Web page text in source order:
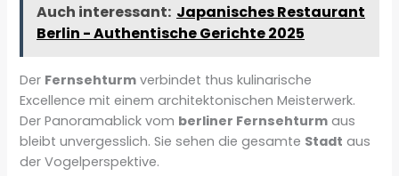
Auch interessant: Japanisches Restaurant
Berlin - Authentische Gerichte 2025
Der Fernsehturm verbindet thus kulinarische
Excellence mit einem architektonischen Meisterwerk.
Der Panoramablick vom berliner Fernsehturm aus
bleibt unvergesslich. Sie sehen die gesamte Stadt aus
der Vogelperspektive.